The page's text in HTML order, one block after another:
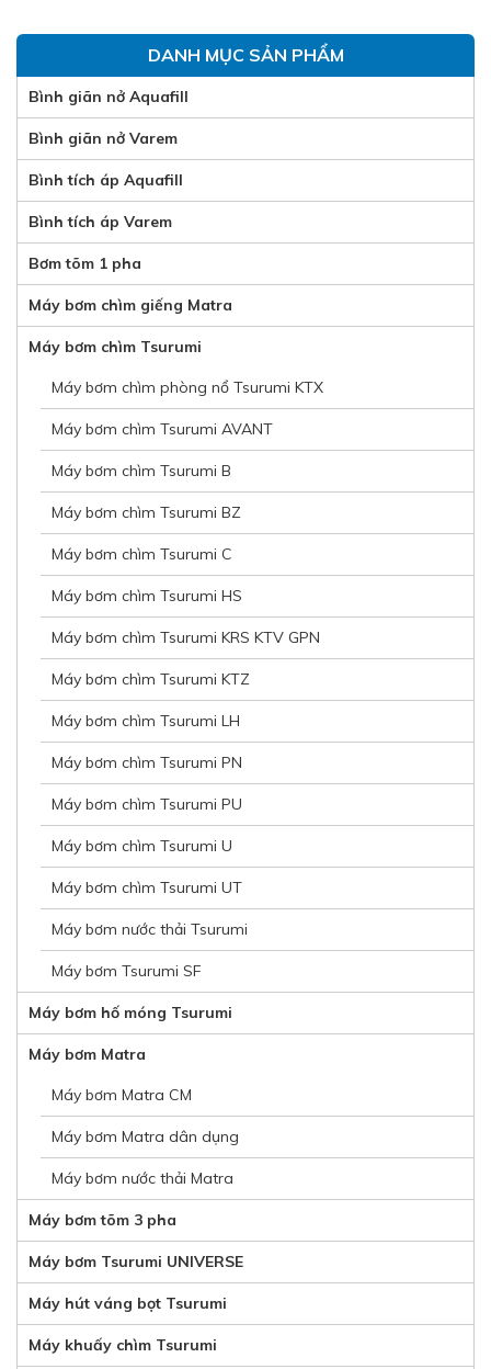
DANH MỤC SẢN PHẨM
Bình giãn nở Aquafill
Bình giãn nở Varem
Bình tích áp Aquafill
Bình tích áp Varem
Bơm tõm 1 pha
Máy bơm chìm giếng Matra
Máy bơm chìm Tsurumi
Máy bơm chìm phòng nổ Tsurumi KTX
Máy bơm chìm Tsurumi AVANT
Máy bơm chìm Tsurumi B
Máy bơm chìm Tsurumi BZ
Máy bơm chìm Tsurumi C
Máy bơm chìm Tsurumi HS
Máy bơm chìm Tsurumi KRS KTV GPN
Máy bơm chìm Tsurumi KTZ
Máy bơm chìm Tsurumi LH
Máy bơm chìm Tsurumi PN
Máy bơm chìm Tsurumi PU
Máy bơm chìm Tsurumi U
Máy bơm chìm Tsurumi UT
Máy bơm nước thải Tsurumi
Máy bơm Tsurumi SF
Máy bơm hố móng Tsurumi
Máy bơm Matra
Máy bơm Matra CM
Máy bơm Matra dân dụng
Máy bơm nước thải Matra
Máy bơm tõm 3 pha
Máy bơm Tsurumi UNIVERSE
Máy hút váng bọt Tsurumi
Máy khuấy chìm Tsurumi